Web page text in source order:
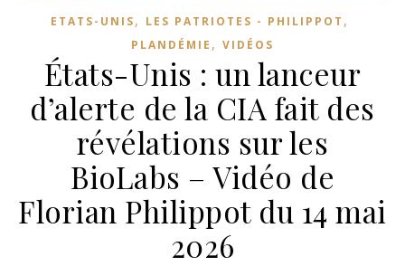
ETATS-UNIS, LES PATRIOTES - PHILIPPOT ,
PLANDÉMIE , VIDÉOS
États-Unis : un lanceur
d’alerte de la CIA fait des
révélations sur les
BioLabs – Vidéo de
Florian Philippot du 14 mai
2026